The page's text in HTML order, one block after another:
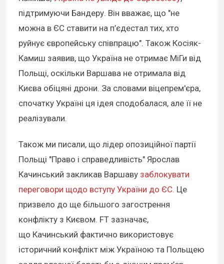
підтримуючи Бандеру. Він вважає, що "не
можна в ЄС ставити на п’єдестал тих, хто
руйнує європейську співпрацю". Також Косіяк-
Камиш заявив, що Україна не отримає МіГи від
Польщі, оскільки Варшава не отримала від
Києва обіцяні дрони. За словами віцепрем'єра,
спочатку Україні ця ідея сподобалася, але її не
реалізували.
Також ми писали, що лідер опозиційної партії
Польщі "Право і справедливість" Ярослав
Качинський закликав Варшаву заблокувати
переговори щодо вступу України до ЄС. Це
призвело до ще більшого загострення
конфлікту з Києвом. FT зазначає,
що Качинський фактично використовує
історичний конфлікт між Україною та Польщею